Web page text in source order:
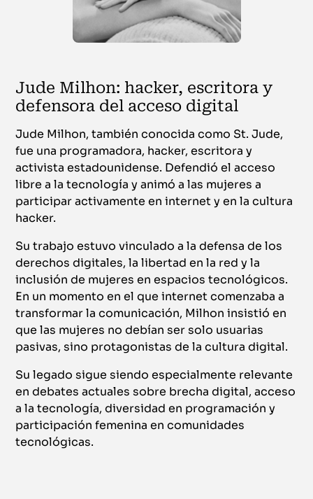
Jude Milhon: hacker, escritora y
defensora del acceso digital
Jude Milhon, también conocida como St. Jude,
fue una programadora, hacker, escritora y
activista estadounidense. Defendió el acceso
libre a la tecnología y animó a las mujeres a
participar activamente en internet y en la cultura
hacker.
Su trabajo estuvo vinculado a la defensa de los
derechos digitales, la libertad en la red y la
inclusión de mujeres en espacios tecnológicos.
En un momento en el que internet comenzaba a
transformar la comunicación, Milhon insistió en
que las mujeres no debían ser solo usuarias
pasivas, sino protagonistas de la cultura digital.
Su legado sigue siendo especialmente relevante
en debates actuales sobre brecha digital, acceso
a la tecnología, diversidad en programación y
participación femenina en comunidades
tecnológicas.